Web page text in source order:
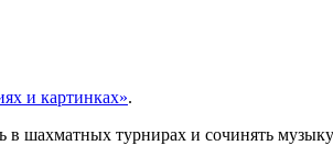
и картинках».
шахматных турнирах и сочинять